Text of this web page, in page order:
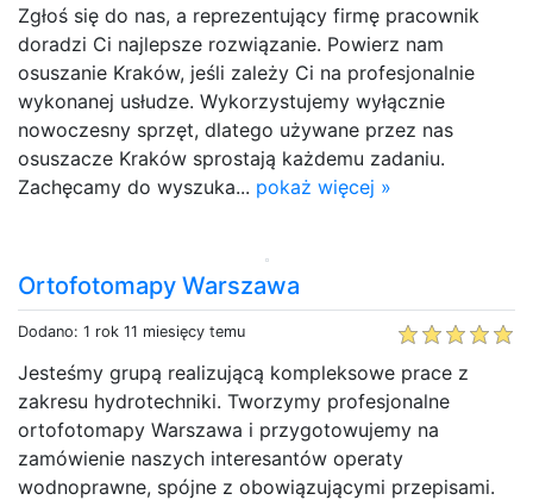
Zgłoś się do nas, a reprezentujący firmę pracownik
doradzi Ci najlepsze rozwiązanie. Powierz nam
osuszanie Kraków, jeśli zależy Ci na profesjonalnie
wykonanej usłudze. Wykorzystujemy wyłącznie
nowoczesny sprzęt, dlatego używane przez nas
osuszacze Kraków sprostają każdemu zadaniu.
Zachęcamy do wyszuka... pokaż więcej »
Ortofotomapy Warszawa
Dodano: 1 rok 11 miesięcy temu
Jesteśmy grupą realizującą kompleksowe prace z
zakresu hydrotechniki. Tworzymy profesjonalne
ortofotomapy Warszawa i przygotowujemy na
zamówienie naszych interesantów operaty
wodnoprawne, spójne z obowiązującymi przepisami.